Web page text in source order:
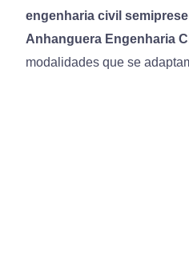
engenharia civil
Anhanguera Engenharia
modalidades que se